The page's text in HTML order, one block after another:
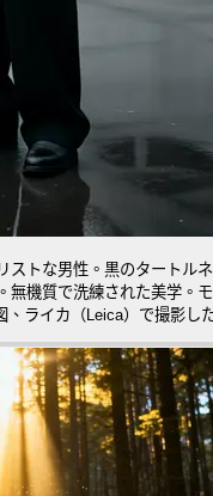
ストな男性。黒のタートル
無機質で洗練された美学。
ライカ（Leica）で撮影し